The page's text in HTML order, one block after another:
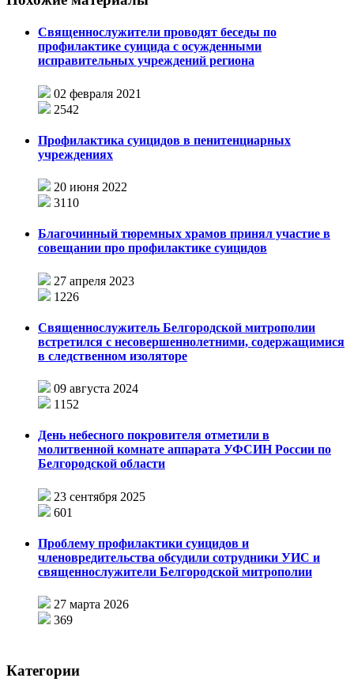
Священнослужители проводят беседы по
профилактике суицида с осужденными
исправительных учреждений региона
02 февраля 2021
2542
Профилактика суицидов в пенитенциарных
учреждениях
20 июня 2022
3110
Благочинный тюремных храмов принял участие в
совещании про профилактике суицидов
27 апреля 2023
1226
Священнослужитель Белгородской митрополии
встретился с несовершеннолетними, содержащимися
в следственном изоляторе
09 августа 2024
1152
День небесного покровителя отметили в
молитвенной комнате аппарата УФСИН России по
Белгородской области
23 сентября 2025
601
Проблему профилактики суицидов и
членовредительства обсудили сотрудники УИС и
священнослужители Белгородской митрополии
27 марта 2026
369
Категории